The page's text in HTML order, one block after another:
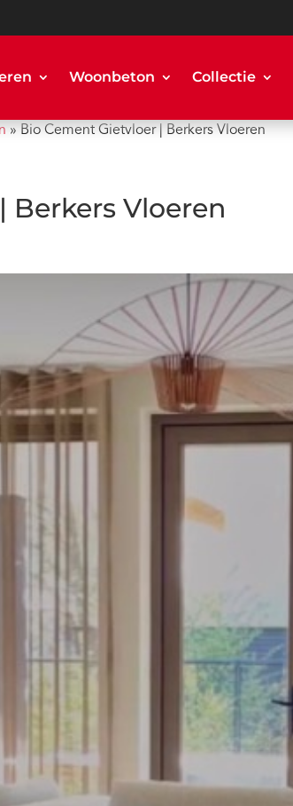
Woonbeton Collectie
» Bio Cement Gietvloer | Berkers Vloeren
Berkers Vloeren